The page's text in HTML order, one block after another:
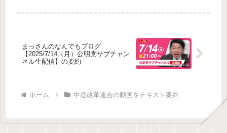
党案：比例定数45削減小規模政党への
影響比例制度に関する4つの論点（足
切りライン等）比例復活の足切りライ
ンの見直し名簿切れ問題供託金の引き
新聞の話題）コロナはインフルより依
然危険ワクチン接種率の低下と費用問
局法案への賛成理由（視聴者質問）そ
まっさんのなんでもブログ
【2025/7/14（月）公明党サブチャン
ネル生配信】の要約
ホーム 中道改革連合の動画をテキスト要約